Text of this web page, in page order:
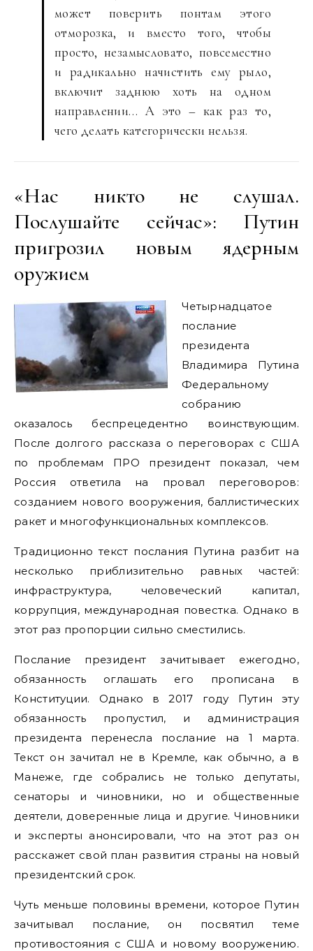
может поверить понтам этого
отморозка, и вместо того, чтобы
просто, незамысловато, повсеместно
и радикально начистить ему рыло,
включит заднюю хоть на одном
направлении… А это – как раз то,
чего делать категорически нельзя.
«Нас никто не слушал.
Послушайте сейчас»: Путин
пригрозил новым ядерным
оружием
Четырнадцатое
послание
президента
Владимира Путина
Федеральному
собранию
оказалось беспрецедентно воинствующим.
После долгого рассказа о переговорах с США
по проблемам ПРО президент показал, чем
Россия ответила на провал переговоров:
созданием нового вооружения, баллистических
ракет и многофункциональных комплексов.
Традиционно текст послания Путина разбит на
несколько приблизительно равных частей:
инфраструктура, человеческий капитал,
коррупция, международная повестка. Однако в
этот раз пропорции сильно сместились.
Послание президент зачитывает ежегодно,
обязанность оглашать его прописана в
Конституции. Однако в 2017 году Путин эту
обязанность пропустил, и администрация
президента перенесла послание на 1 марта.
Текст он зачитал не в Кремле, как обычно, а в
Манеже, где собрались не только депутаты,
сенаторы и чиновники, но и общественные
деятели, доверенные лица и другие. Чиновники
и эксперты анонсировали, что на этот раз он
расскажет свой план развития страны на новый
президентский срок.
Чуть меньше половины времени, которое Путин
зачитывал послание, он посвятил теме
противостояния с США и новому вооружению.